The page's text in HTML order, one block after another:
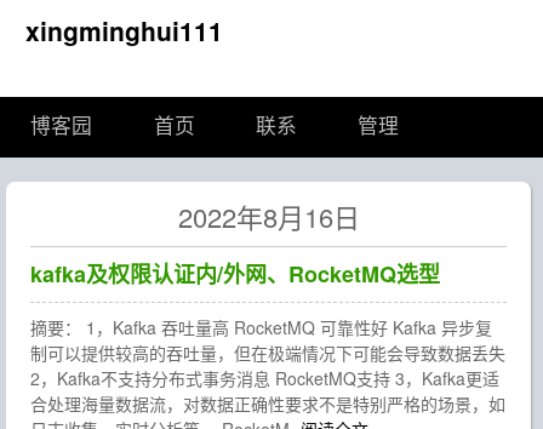
xingminghui111
博客园 首页 联系 管理
2022年8月16日
kafka及权限认证内/外网、RocketMQ选型
摘要： 1，Kafka 吞吐量高 RocketMQ 可靠性好 Kafka 异步复
制可以提供较高的吞吐量，但在极端情况下可能会导致数据丢失
2，Kafka不支持分布式事务消息 RocketMQ支持 3，Kafka更适
合处理海量数据流，对数据正确性要求不是特别严格的场景，如